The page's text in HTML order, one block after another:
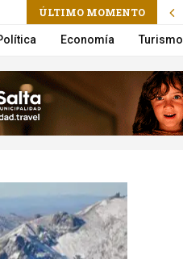
ÚLTIMO MOMENTO
Access
Economía Turismo